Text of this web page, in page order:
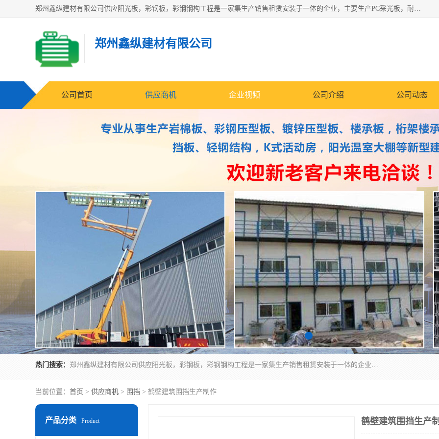
郑州鑫纵建材有限公司供应阳光板，彩钢板，彩钢钢构工程是一家集生产销售租赁安装于一体的企业，主要生产PC采光板，耐力板，仿古琉璃采光板，岩棉板、彩钢压型板、镀锌压型板、桁架楼承板，C、Z型钢檩条、围挡板、轻钢结构，阳光温室大棚等新型建材产品。公司旗下有多台移动式高空压瓦机租赁，承接全国各地业务，专业对外租赁各种型号压瓦机。
郑州鑫纵建材有限公司
公司首页 供应商机 企业视频 公司介绍 公司动态
热门搜索： 郑州鑫纵建材有限公司供应阳光板，彩钢板，彩钢钢构工程是一家集生产销售租赁安装于一体的企业，主要生产PC采光板，耐力板，仿古琉璃采光板，岩棉板、彩钢压型板、镀锌压型板、桁架楼承板，C、Z型钢檩条、围挡板、轻钢结构，阳光温室大棚等新型建材产品。公司旗下有多台移动式高空压瓦机租赁，承接全国各地业务，专业对外租赁各种型号压瓦机。
当前位置： 首页 > 供应商机 > 围挡 > 鹤壁建筑围挡生产制作
产品分类 Product 鹤壁建筑围挡生产